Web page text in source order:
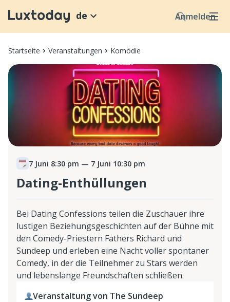
Anmelden
de
Startseite Veranstaltungen Komödie
7 Juni 8:30 pm — 7 Juni 10:30 pm
Dating-Enthüllungen
Bei Dating Confessions teilen die Zuschauer ihre
lustigen Beziehungsgeschichten auf der Bühne mit
den Comedy-Priestern Fathers Richard und
Sundeep und erleben eine Nacht voller spontaner
Comedy, in der die Teilnehmer zu Stars werden
und lebenslange Freundschaften schließen.
Veranstaltung von The Sundeep